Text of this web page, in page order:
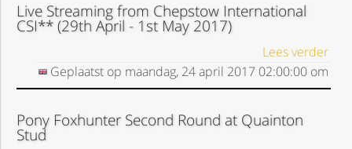
Live Streaming from Chepstow International
CSI** (29th April - 1st May 2017)
Lees verder
Geplaatst op maandag, 24 april 2017 02:00:00om
Pony Foxhunter Second Round at Quainton
Stud